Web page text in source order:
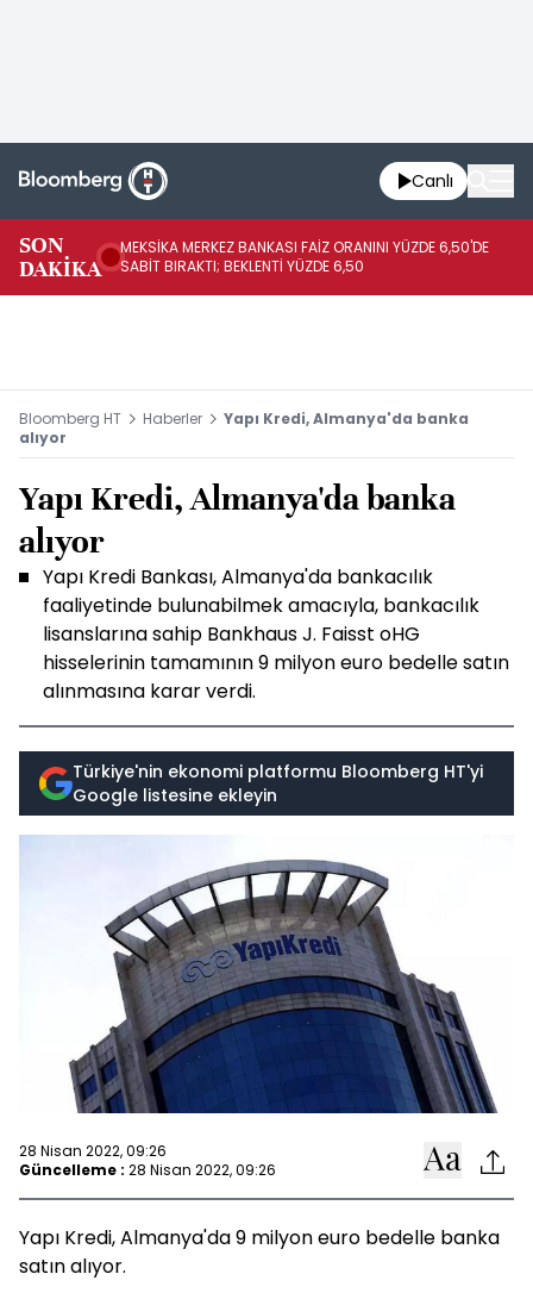
Canlı
SON
DAKİKA
MEKSİKA MERKEZ BANKASI FAİZ ORANINI YÜZDE 6,50'DE
SABİT BIRAKTI; BEKLENTİ YÜZDE 6,50
Bloomberg HT Haberler
Yapı Kredi, Almanya'da banka
alıyor
Yapı Kredi, Almanya'da banka
alıyor
Yapı Kredi Bankası, Almanya'da bankacılık
faaliyetinde bulunabilmek amacıyla, bankacılık
lisanslarına sahip Bankhaus J. Faisst oHG
hisselerinin tamamının 9 milyon euro bedelle satın
alınmasına karar verdi.
Türkiye'nin ekonomi platformu Bloomberg HT'yi
Google listesine ekleyin
28 Nisan 2022, 09:26
Güncelleme : 28 Nisan 2022, 09:26
Yapı Kredi, Almanya'da 9 milyon euro bedelle banka
satın alıyor.